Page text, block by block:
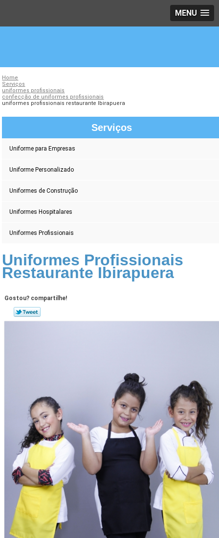
MENU
Home
Serviços
uniformes profissionais
confecção de uniformes profissionais
uniformes profissionais restaurante Ibirapuera
Serviços
Uniforme para Empresas
Uniforme Personalizado
Uniformes de Construção
Uniformes Hospitalares
Uniformes Profissionais
Uniformes Profissionais
Restaurante Ibirapuera
Gostou? compartilhe!